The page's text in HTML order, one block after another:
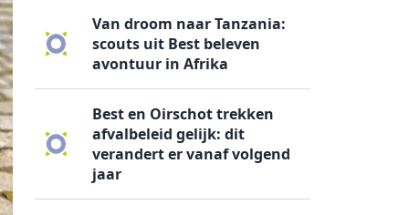
Van droom naar Tanzania:
scouts uit Best beleven
avontuur in Afrika
Best en Oirschot trekken
afvalbeleid gelijk: dit
verandert er vanaf volgend
jaar